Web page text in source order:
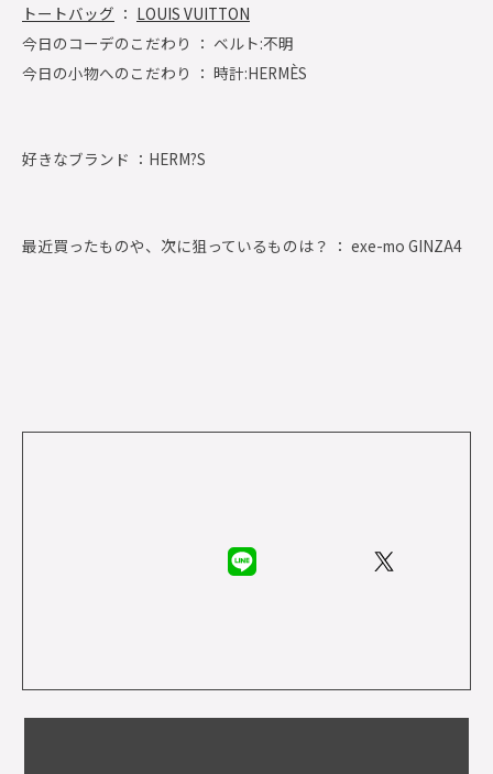
トートバッグ ： LOUIS VUITTON
今日のコーデのこだわり ： ベルト:不明
今日の小物へのこだわり ： 時計:HERMÈS
好きなブランド ： HERM?S
最近買ったものや、次に狙っているものは？ ： exe-mo GINZA4